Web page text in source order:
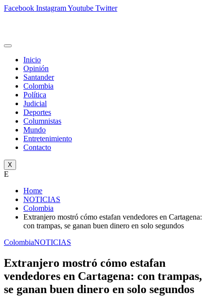
Facebook InstagramYoutube Twitter
Inicio
Opinión
Santander
Colombia
Política
Judicial
Deportes
Columnistas
Mundo
Entretenimiento
Contacto
X
E
Home
NOTICIAS
Colombia
Extranjero mostró cómo estafan vendedores en Cartagena:
con trampas, se ganan buen dinero en solo segundos
ColombiaNOTICIAS
Extranjero mostró cómo estafan
vendedores en Cartagena: con trampas,
se ganan buen dinero en solo segundos